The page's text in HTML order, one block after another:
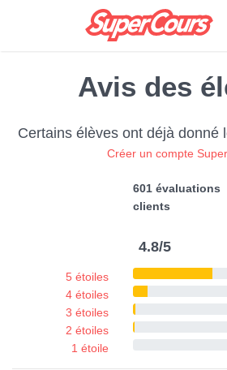
Avis des
Certains élèves ont déjà donné
Créer un compte
601 évaluations
clients
4.8/5
5 étoiles
4 étoiles
3 étoiles
2 étoiles
1 étoile